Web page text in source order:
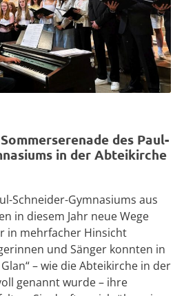
des Paul-
in der Abteikirche
Schneider-Gymnasiums aus
in diesem Jahr neue Wege
in mehrfacher Hinsicht
und Sänger konnten in
– wie die Abteikirche in der
genannt wurde – ihre